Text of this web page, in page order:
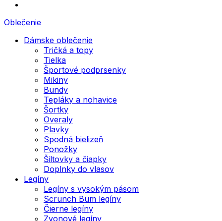
Oblečenie
Dámske oblečenie
Tričká a topy
Tielka
Športové podprsenky
Mikiny
Bundy
Tepláky a nohavice
Šortky
Overaly
Plavky
Spodná bielizeň
Ponožky
Šiltovky a čiapky
Doplnky do vlasov
Legíny
Legíny s vysokým pásom
Scrunch Bum legíny
Čierne legíny
Zvonové legíny